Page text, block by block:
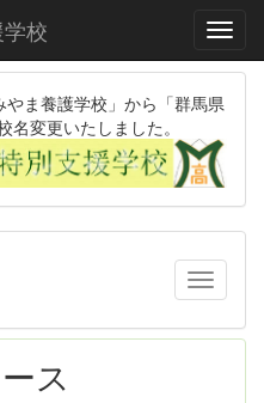
校
ま養護学校」から「群馬県
名変更いたしました。
ス